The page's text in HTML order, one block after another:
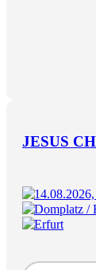
JESUS
Domplatz /
Erfurt